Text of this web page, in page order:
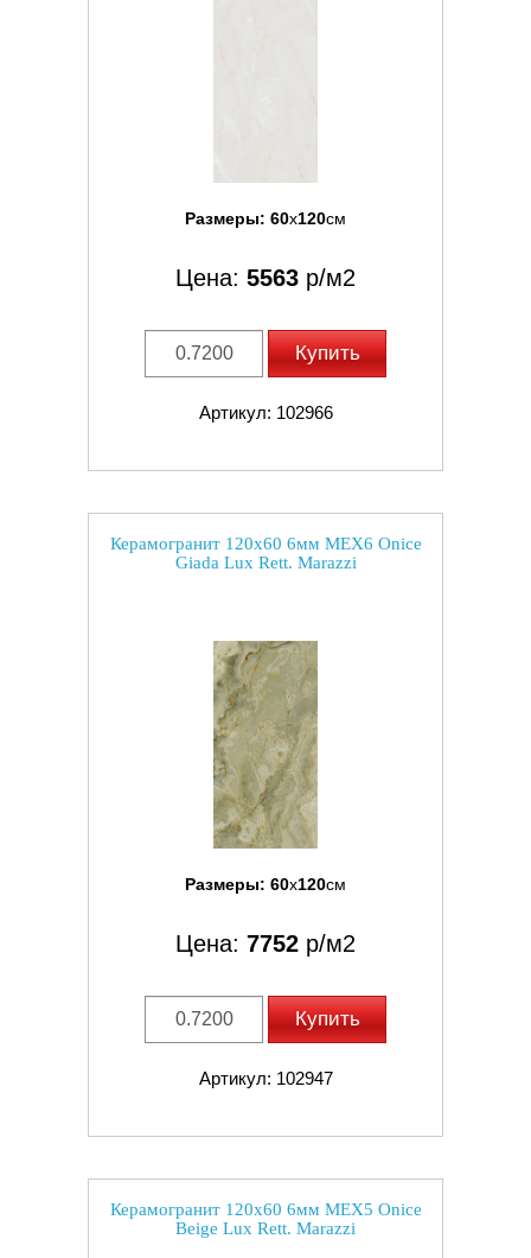
Размеры: 60x120см
Цена: 5563 р/м2
Купить
Артикул: 102966
Керамогранит 120x60 6мм MEX6 Onice
Giada Lux Rett. Marazzi
Размеры: 60x120см
Цена: 7752 р/м2
Купить
Артикул: 102947
Керамогранит 120x60 6мм MEX5 Onice
Beige Lux Rett. Marazzi